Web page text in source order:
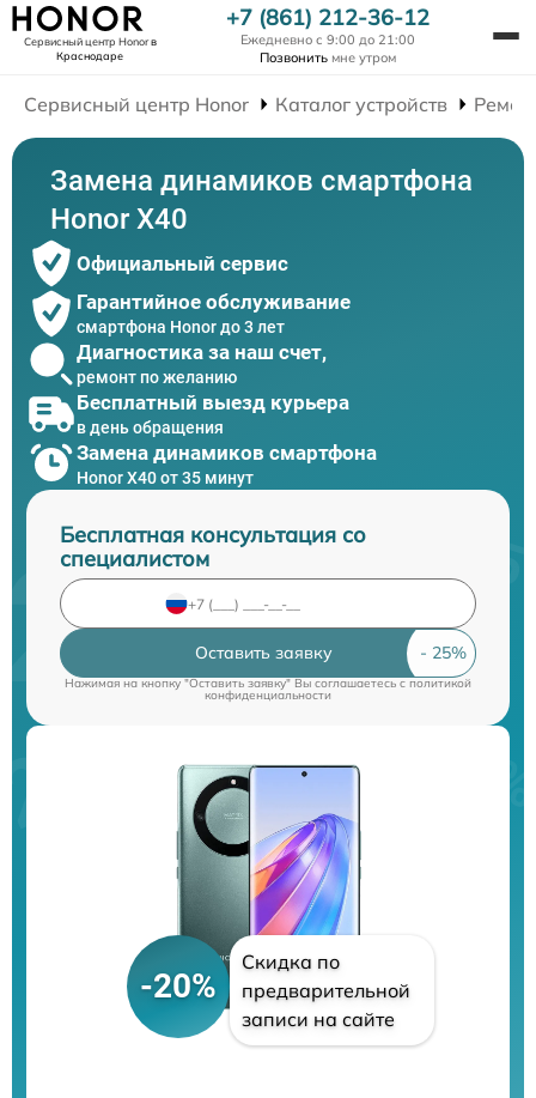
Сервисный центр Honorв
Краснодаре
+7 (861) 212-36-12
Ежедневно с 9:00 до 21:00
Позвонить мне утром
Сервисный центр Honor Каталог устройств
Замена динамиков смартфона
Honor X40
Официальный сервис
Гарантийное обслуживание
смартфона Honor до 3 лет
Диагностика за наш счет,
ремонт по желанию
Бесплатный выезд курьера
в день обращения
Замена динамиков смартфона
Honor X40 от 35 минут
Бесплатная консультация со
специалистом
Оставить заявку
Нажимая на кнопку "Оставить заявку" Вы соглашаетесь cполитикой
конфиденциальности
-20%
Скидка по
предварительной
записи на сайте